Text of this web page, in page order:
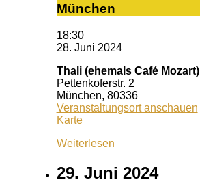
Mün­chen
18:30
28. Juni 2024
Thali (ehemals Café Mozart)
Pettenkoferstr. 2
München, 80336
Veranstaltungsort anschauen
KarteThali
Café
Weiterlesen
29. Juni 2024